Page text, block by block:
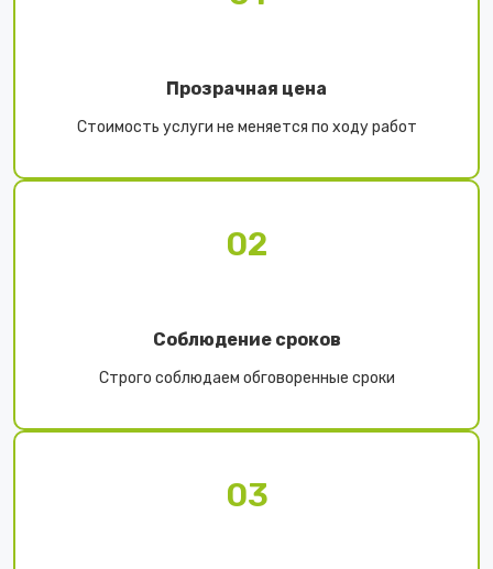
Прозрачная цена
Стоимость услуги не меняется по ходу работ
02
Соблюдение сроков
Строго соблюдаем обговоренные сроки
03